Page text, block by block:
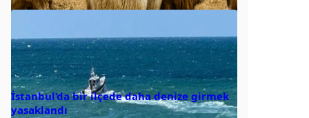
İstanbul’da bir ilçede daha denize girmek
yasaklandı